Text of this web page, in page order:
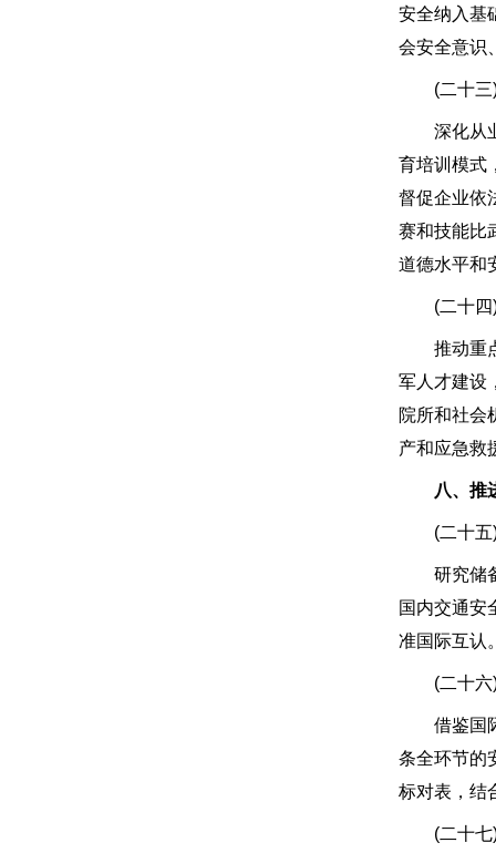
安全纳入基
会安全意识
(二十三)
深化从业
育培训模式
督促企业依
赛和技能比
道德水平和
(二十四)
推动重点
军人才建设
院所和社会
产和应急救
八、推
(二十五)
研究储备
国内交通安
准国际互认
(二十六)
借鉴国际
条全环节的
标对表，结
(二十七)